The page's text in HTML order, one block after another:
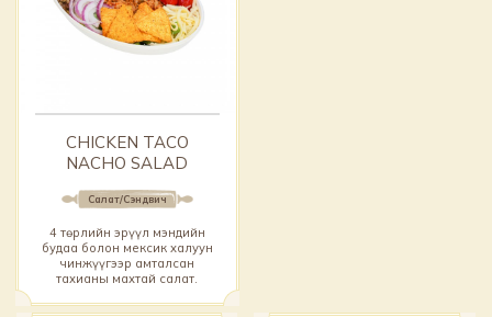
Салат/Сэндвич
CHICKEN TACO
NACHO SALAD
4 төрлийн эрүүл мэндийн
будаа болон мексик халуун
чинжүүгээр амталсан
тахианы махтай салат.